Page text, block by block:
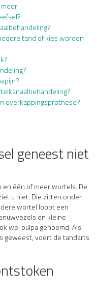
tand of kies worden
overkappingsprothese?
geneest niet
één of meer wortels. De
u niet. Die zitten onder
wortel loopt een
en kleine
wel pulpa genoemd. Als
geweest, voert de tandarts